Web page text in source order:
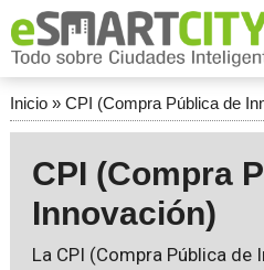
Inicio» CPI (Compra Pública de
CPI (Compra
Innovación)
La CPI (Compra Pública de